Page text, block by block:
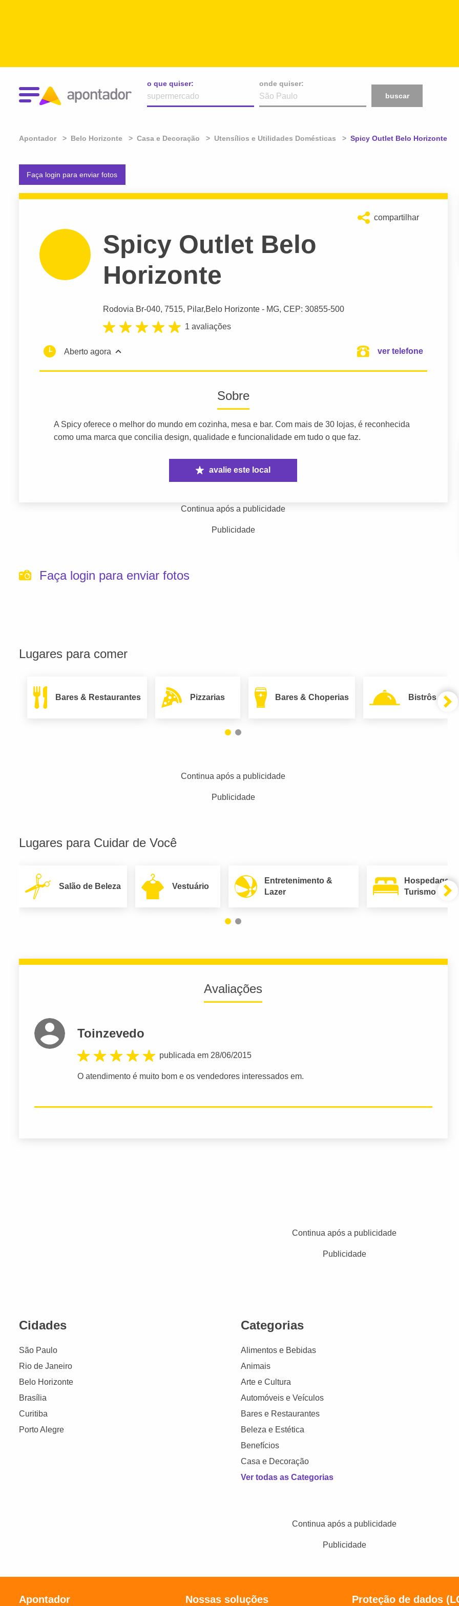
o que quiser:
onde quiser:
buscar
Apontador Belo Horizonte Casa e Decoração Utensílios e Utilidades Domésticas Atual:
Spicy Outlet Belo Horizonte
Faça login para enviar fotos
compartilhar
Spicy Outlet Belo
Horizonte
Rodovia Br-040, 7515, Pilar,Belo Horizonte - MG, CEP: 30855-500
1 avaliações
Aberto agora ver telefone
Sobre
A Spicy oferece o melhor do mundo em cozinha, mesa e bar. Com mais de 30 lojas, é reconhecida
como uma marca que concilia design, qualidade e funcionalidade em tudo o que faz.
avalie este local
Continua após a publicidade
Publicidade
Faça login para enviar fotos
Lugares para comer
Bares & Restaurantes Pizzarias Bares & Choperias Bistrôs
Continua após a publicidade
Publicidade
Lugares para Cuidar de Você
Salão de Beleza Vestuário
Entretenimento &
Lazer
Hospedagem
Turismo
Avaliações
Toinzevedo
publicada em 28/06/2015
O atendimento é muito bom e os vendedores interessados em.
Continua após a publicidade
Publicidade
Cidades
São Paulo
Rio de Janeiro
Belo Horizonte
Brasília
Curitiba
Porto Alegre
Categorias
Alimentos e Bebidas
Animais
Arte e Cultura
Automóveis e Veículos
Bares e Restaurantes
Beleza e Estética
Benefícios
Casa e Decoração
Ver todas as Categorias
Continua após a publicidade
Publicidade
Apontador Nossas soluções Proteção de dados